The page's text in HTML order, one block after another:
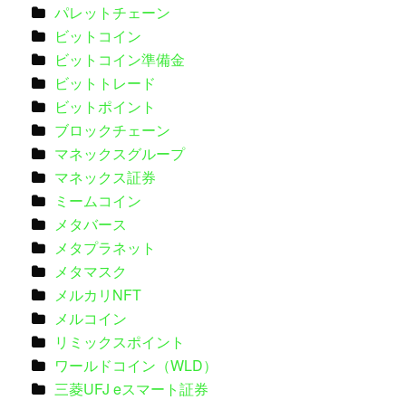
パレットチェーン
ビットコイン
ビットコイン準備金
ビットトレード
ビットポイント
ブロックチェーン
マネックスグループ
マネックス証券
ミームコイン
メタバース
メタプラネット
メタマスク
メルカリNFT
メルコイン
リミックスポイント
ワールドコイン（WLD）
三菱UFJ eスマート証券